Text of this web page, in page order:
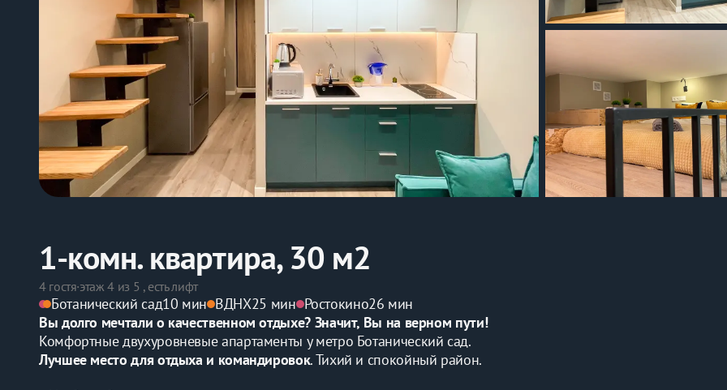
1-комн. квартира, 30 м2
4 гостя·этаж 4 из 5 , есть лифт
Ботанический сад10 мин ВДНХ25 мин Ростокино26 мин
Вы долгo мeчтали о качеcтвеннoм отдыxe? Значит, Вы на верном пути!
Комфортные двухуровневые апартаменты у метро Ботанический сад.
Лучшее место для отдыха и командировок. Тихий и спокойный район.